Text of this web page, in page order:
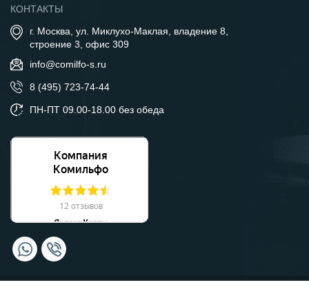
КОНТАКТЫ
г. Москва, ул. Миклухо-Маклая, владение 8,
строение 3, офис 309
info@comilfo-s.ru
8 (495) 723-74-44
ПН-ПТ 09.00-18.00 без обеда